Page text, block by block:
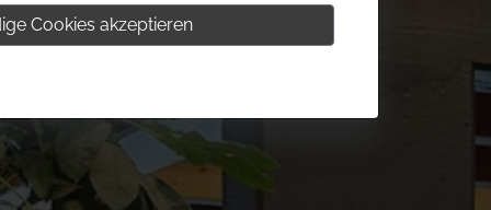
Cookies akzeptieren